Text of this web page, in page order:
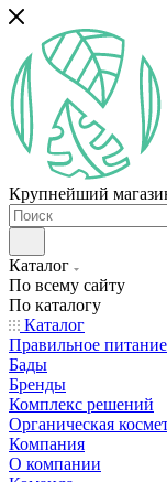
Крупнейший
Каталог
По всему сайту
По каталогу
Каталог
Правильное питание
Бады
Бренды
Комплекс решений
Органическая
Компания
О компании